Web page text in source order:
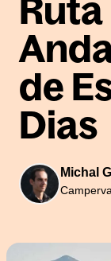
de
Dias
Michal